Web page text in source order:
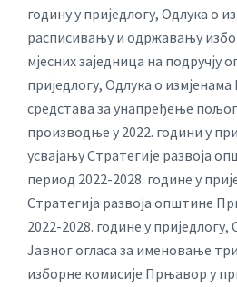
годину у приједлогу, Одлука о
расписивању и одржавању
мјесних заједница на
приједлогу, Одлука о
средстава за унапређење
производње у 2022. години у
усвајању Стратегије развоја
период 2022-2028. године у
Стратегија развоја општине
2022-2028. године у
Јавног огласа за именовање
изборне комисије Прњавор у